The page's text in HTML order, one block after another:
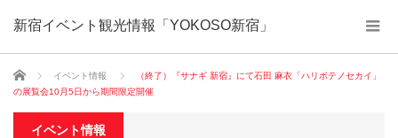
新宿イベント観光情報「YOKOSO新宿」
ホーム イベント情報
（終了）『サナギ 新宿』にて石田 麻衣「ハリボテノセカイ」
の展覧会10月5日から期間限定開催
イベント情報